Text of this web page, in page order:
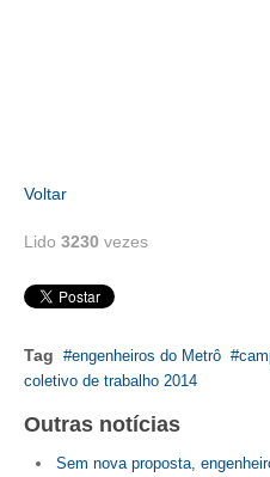
SEESP EDUCAÇÃO
PLATAFORMAS GRATUITAS
BENEFÍCIOS
CONVÊNIOS
Voltar
Lido 3230 vezes
Tag engenheiros do Metrô
coletivo de trabalho 2014
Outras notícias
Sem nova proposta,